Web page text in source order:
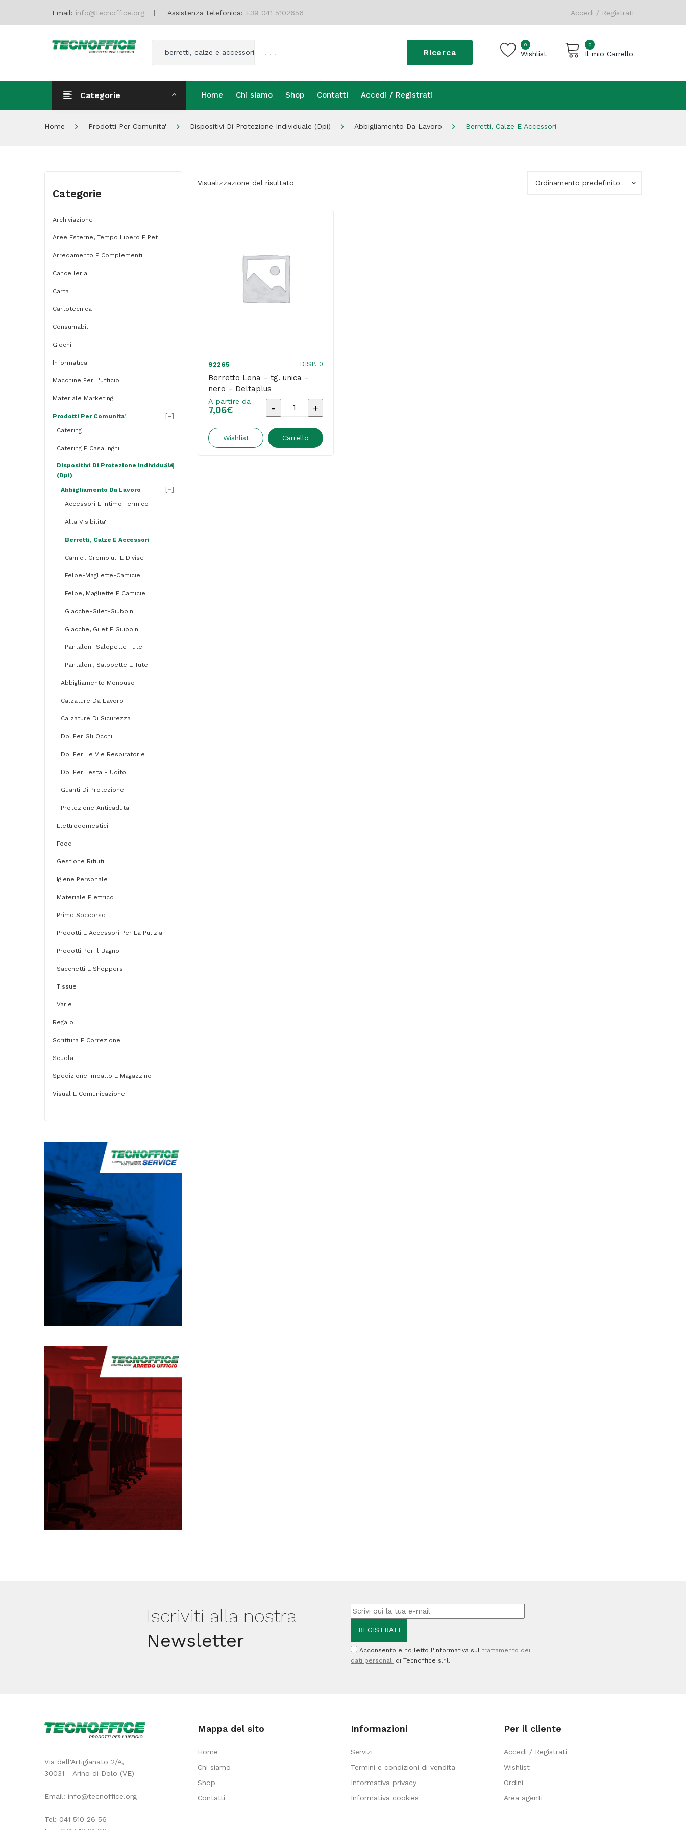
Email: info@tecnoffice.org Assistenza telefonica: +39 041 5102656 Accedi / Registrati
berretti, calze e accessori Ricerca
0
Wishlist
0
Il mio Carrello
Categorie Home Chi siamo Shop Contatti Accedi / Registrati
Home Chi siamo Shop Contatti Accedi / Registrati
Home Prodotti Per Comunita' Dispositivi Di Protezione Individuale (dpi) Abbigliamento Da Lavoro Berretti, Calze E Accessori
Visualizzazione del risultato Ordinamento predefinito
92265 DISP. 0
Berretto Lena – tg. unica –
nero – Deltaplus
A partire da
7,06€
Berretto
-
Wishlist Carrello
Categorie
Archiviazione
Aree Esterne, Tempo Libero E Pet
Arredamento E Complementi
Cancelleria
Carta
Cartotecnica
Consumabili
Giochi
Informatica
Macchine Per L'ufficio
Materiale Marketing
Prodotti Per Comunita'
Catering
Catering E Casalinghi
Dispositivi Di Protezione Individuale
(dpi)
Abbigliamento Da Lavoro
Accessori E Intimo Termico
Alta Visibilita'
Berretti, Calze E Accessori
Camici. Grembiuli E Divise
Felpe-Magliette-Camicie
Felpe, Magliette E Camicie
Giacche-Gilet-Giubbini
Giacche, Gilet E Giubbini
Pantaloni-Salopette-Tute
Pantaloni, Salopette E Tute
[-]
Abbigliamento Monouso
Calzature Da Lavoro
Calzature Di Sicurezza
Dpi Per Gli Occhi
Dpi Per Le Vie Respiratorie
Dpi Per Testa E Udito
Guanti Di Protezione
Protezione Anticaduta
[-]
Elettrodomestici
Food
Gestione Rifiuti
Igiene Personale
Materiale Elettrico
Primo Soccorso
Prodotti E Accessori Per La Pulizia
Prodotti Per Il Bagno
Sacchetti E Shoppers
Tissue
Varie
[-]
Regalo
Scrittura E Correzione
Scuola
Spedizione Imballo E Magazzino
Visual E Comunicazione
Iscriviti alla nostra
Newsletter
Acconsento e ho letto l'informativa sul trattamento dei
dati personali di Tecnoffice s.r.l.
Via dell'Artigianato 2/A,
30031 - Arino di Dolo (VE)
Email: info@tecnoffice.org
Tel: 041 510 26 56
Mappa del sito
Home
Chi siamo
Shop
Contatti
Informazioni
Servizi
Termini e condizioni di vendita
Informativa privacy
Informativa cookies
Per il cliente
Accedi / Registrati
Wishlist
Ordini
Area agenti